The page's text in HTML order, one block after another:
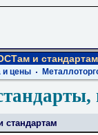
и стандартам
и цены
стандартам